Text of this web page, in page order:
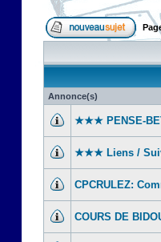
Annonce(s)
★★★ PENSE-
★★★ Liens /
CPCRULEZ:
COURS DE